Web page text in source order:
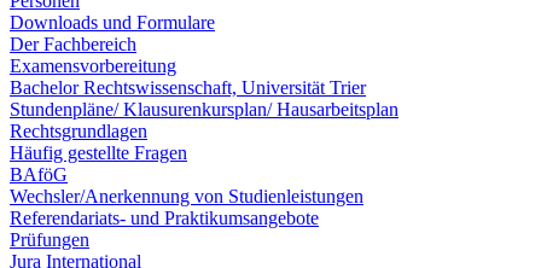
Downloads und Formulare
Der Fachbereich
Examensvorbereitung
Bachelor Rechtswissenschaft, Universität Trier
Stundenpläne/ Klausurenkursplan/ Hausarbeitsplan
Rechtsgrundlagen
Häufig gestellte Fragen
BAföG
Wechsler/Anerkennung von Studienleistungen
Referendariats- und Praktikumsangebote
Prüfungen
Jura International